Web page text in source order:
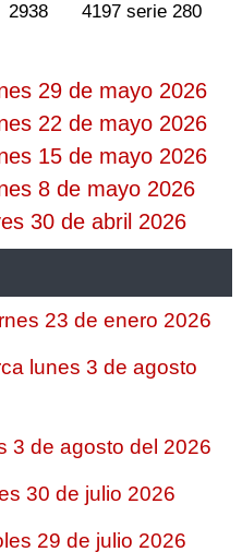
2938 4197 serie 280
29 de mayo 2026
22 de mayo 2026
15 de mayo 2026
8 de mayo 2026
30 de abril 2026
23 de enero 2026
lunes 3 de agosto
3 de agosto del 2026
30 de julio 2026
29 de julio 2026